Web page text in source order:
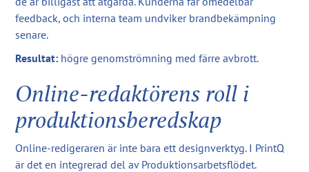
feedback, och interna team undviker brandbekämpning
senare.
Resultat: högre genomströmning med färre avbrott.
Online-redaktörens roll i
produktionsberedskap
Online-redigeraren är inte bara ett designverktyg. I PrintQ
är det en integrerad del av Produktionsarbetsflödet.